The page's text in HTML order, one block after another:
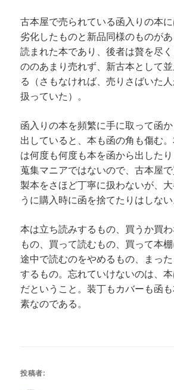
古本屋で売られている函入りの本
劣化したものと新品同様のものが
読まれた本であり、後者は贅を尽
ののあまり売れず、新古本として
る（さもなければ、売りさばいた
扱っていた）。
函入りの本を頻繁に手に取って函
出していると、本も函の角も傷む
は何度も何度も本を函から出した
蒐集マニアではないので、古本屋
製本をさほど丁寧に扱わないが、
うに購入時に函を捨てたりはしない
本は立ち読みするもの、買うか買
もの、買って読むもの、買って本棚
途中で読むのをやめるもの、まっ
するもの。忘れていけないのは、
だということ。装丁もカバーも函
素なのである。
投稿者: